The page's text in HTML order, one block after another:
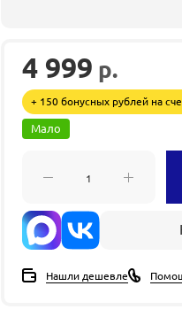
4 999 р.
+ 150 бонусных рублей на
Мало
Нашли дешевле